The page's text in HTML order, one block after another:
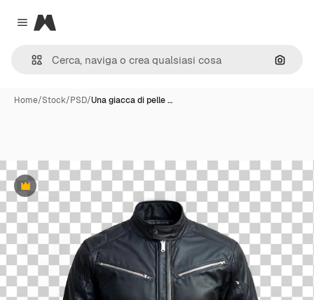
Close menu
Magnific
Cerca
Home/Stock/PSD/Una giacca di pelle …
Premium